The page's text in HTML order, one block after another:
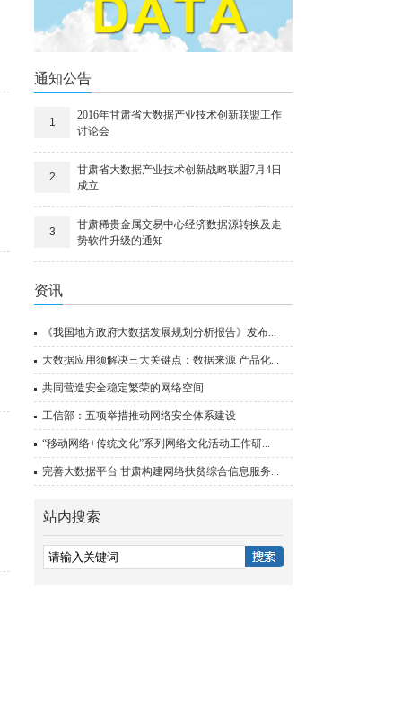
通知公告
1
2016年甘肃省大数据产业技术创新联盟工作
讨论会
2
甘肃省大数据产业技术创新战略联盟7月4日
成立
3
甘肃稀贵金属交易中心经济数据源转换及走
势软件升级的通知
资讯
《我国地方政府大数据发展规划分析报告》发布...
大数据应用须解决三大关键点：数据来源 产品化...
共同营造安全稳定繁荣的网络空间
工信部：五项举措推动网络安全体系建设
“移动网络+传统文化”系列网络文化活动工作研...
完善大数据平台 甘肃构建网络扶贫综合信息服务...
站内搜索